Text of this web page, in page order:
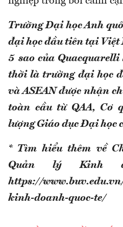
Trường Đại học Anh
đại học đầu tiên tại Việt
5 sao của Quacquarelli
thời là trường đại học
và ASEAN được nhận
toàn cầu từ QAA, Cơ
lượng Giáo dục Đại học
* Tìm hiểu thêm về
Quản lý Kinh
https://
kinh-doanh-quoc-te/